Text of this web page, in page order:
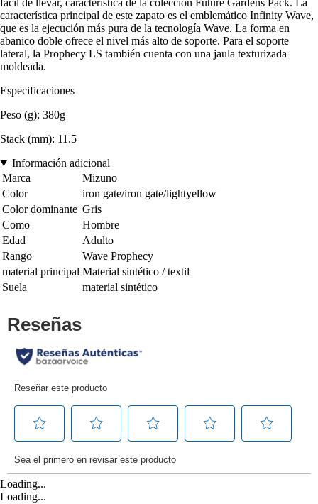
fácil de llevar, característica de la colección Future Gardens Pack. La
característica principal de este zapato es el emblemático Infinity Wave,
que es la ejecución más pura de la tecnología Wave. La forma en
abanico doble ofrece el nivel más alto de soporte. Para el soporte
lateral, la Prophecy LS también cuenta con una jaula texturizada
moldeada.
Especificaciones
Peso (g): 380g
Stack (mm): 11.5
Información adicional
Marca
Mizuno
Color
iron gate/iron gate/lightyellow
Color dominante Gris
Como
Hombre
Edad
Adulto
Rango
Wave Prophecy
material principal Material sintético / textil
Suela
material sintético
Loading...
Loading...